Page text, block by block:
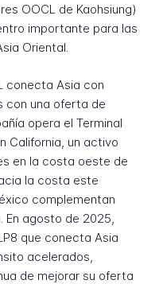
OOCL de Kaohsiung)
importante para las
Oriental.
conecta Asia con
con una oferta de
opera el Terminal
California, un activo
en la costa oeste de
la costa este
complementan
agosto de 2025,
que conecta Asia
acelerados,
de mejorar su oferta